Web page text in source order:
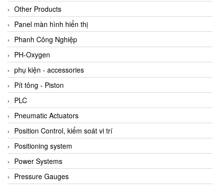
Other Products
Panel màn hình hiển thị
Phanh Công Nghiệp
PH-Oxygen
phụ kiện - accessories
Pít tông - Piston
PLC
Pneumatic Actuators
Position Control, kiểm soát vi trí
Positioning system
Power Systems
Pressure Gauges